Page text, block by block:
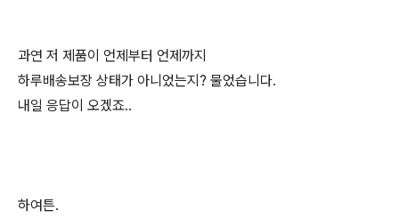
과연 저 제품이 언제부터 언제까지
하루배송보장 상태가 아니었는지? 물었습니다.
내일 응답이 오겠죠..
하여튼.